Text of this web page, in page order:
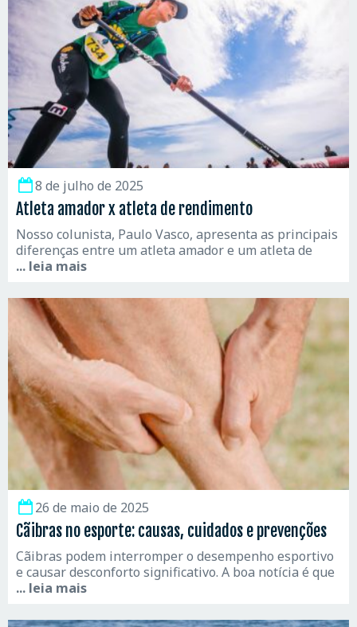
8 de julho de 2025
Atleta amador x atleta de rendimento
Nosso colunista, Paulo Vasco, apresenta as principais
diferenças entre um atleta amador e um atleta de
... leia mais
26 de maio de 2025
Cãibras no esporte: causas, cuidados e prevenções
Cãibras podem interromper o desempenho esportivo
e causar desconforto significativo. A boa notícia é que
... leia mais